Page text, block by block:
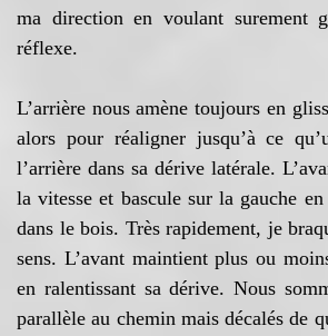
ma direction en voulant surement
réflexe.
L’arrière nous amène toujours en
alors pour réaligner jusqu’à ce
l’arrière dans sa dérive latérale.
la vitesse et bascule sur la gauche
dans le bois. Très rapidement, je
sens. L’avant maintient plus ou
en ralentissant sa dérive. Nous
parallèle au chemin mais décalés de